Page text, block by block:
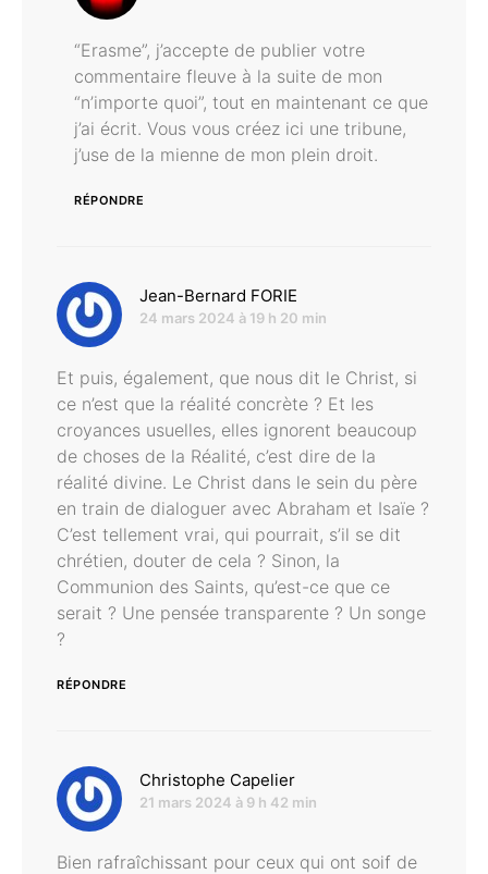
“Erasme”, j’accepte de publier votre
commentaire fleuve à la suite de mon
“n’importe quoi”, tout en maintenant ce que
j’ai écrit. Vous vous créez ici une tribune,
j’use de la mienne de mon plein droit.
RÉPONDRE
Jean-Bernard FORIE
24 mars 2024 à 19 h 20 min
Et puis, également, que nous dit le Christ, si
ce n’est que la réalité concrète ? Et les
croyances usuelles, elles ignorent beaucoup
de choses de la Réalité, c’est dire de la
réalité divine. Le Christ dans le sein du père
en train de dialoguer avec Abraham et Isaïe ?
C’est tellement vrai, qui pourrait, s’il se dit
chrétien, douter de cela ? Sinon, la
Communion des Saints, qu’est-ce que ce
serait ? Une pensée transparente ? Un songe
?
RÉPONDRE
Christophe Capelier
21 mars 2024 à 9 h 42 min
Bien rafraîchissant pour ceux qui ont soif de